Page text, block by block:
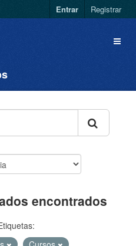
Entrar Registrar
encontrados